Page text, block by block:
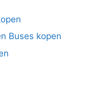
Buses kopen